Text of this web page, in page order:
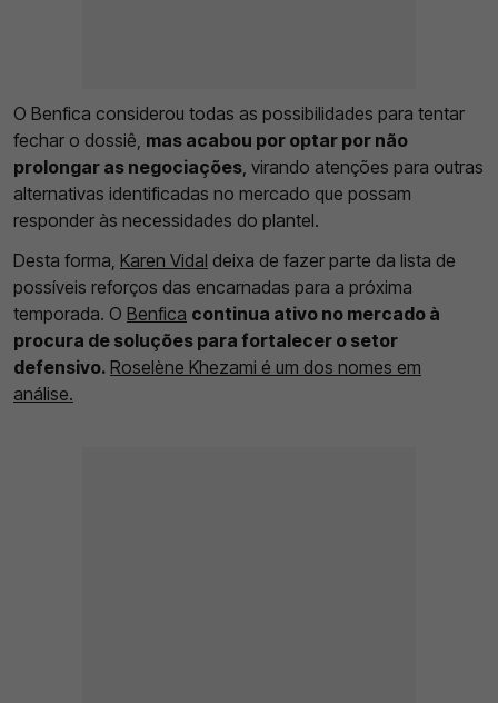
O Benfica considerou todas as possibilidades para tentar
fechar o dossiê, mas acabou por optar por não
prolongar as negociações , virando atenções para outras
alternativas identificadas no mercado que possam
responder às necessidades do plantel.
Desta forma, Karen Vidal deixa de fazer parte da lista de
possíveis reforços das encarnadas para a próxima
temporada. O Benfica continua ativo no mercado à
procura de soluções para fortalecer o setor
defensivo. Roselène Khezami é um dos nomes em
análise.